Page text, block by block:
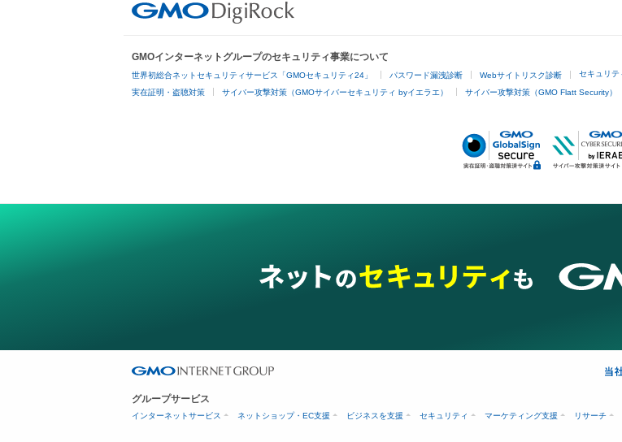
GMOインターネットグループのセキュリティ事業について
世界初総合ネットセキュリティサービス「GMOセキュリティ24」 パスワード漏洩診断 Webサイトリスク診断 セキュリテ
実在証明・盗聴対策 サイバー攻撃対策（GMOサイバーセキュリティ byイエラエ） サイバー攻撃対策（GMO Flatt Security）
グループサービス
インターネットサービス ネットショップ・EC支援 ビジネスを支援 セキュリティ マーケティング支援 リサーチ